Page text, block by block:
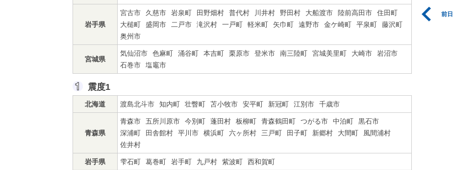
岩手県
宮古市 久慈市 岩泉町 田野畑村 普代村 川井村 野田村 大船渡市 陸前高田市
住田町
大槌町
盛岡市 二戸市 滝沢村 一戸町 軽米町 矢巾町 遠野市 金ケ崎町 平泉町
藤沢町
奥州市
宮城県
気仙沼市 色麻町 涌谷町 本吉町 栗原市 登米市 南三陸町 宮城美里町 大崎市
岩沼市
石巻市
塩竈市
震度1
北海道 渡島北斗市 知内町 壮瞥町 苫小牧市 安平町 新冠町 江別市 千歳市
青森県
青森市 五所川原市 今別町 蓬田村 板柳町 青森鶴田町 つがる市 中泊町
黒石市
深浦町
田舎館村 平川市 横浜町 六ヶ所村 三戸町 田子町 新郷村 大間町
風間浦村
佐井村
岩手県 雫石町 葛巻町 岩手町 九戸村 紫波町 西和賀町
前日